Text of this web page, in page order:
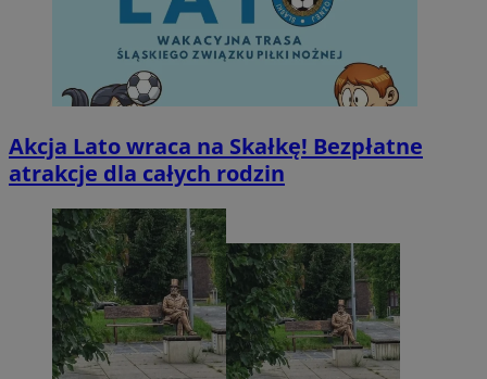
Akcja Lato wraca na Skałkę! Bezpłatne
atrakcje dla całych rodzin